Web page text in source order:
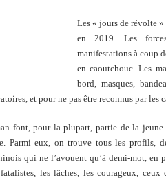
Les « jours de révolte
en 2019. Les
manifestations à coup
en caoutchouc. Les
bord, masques,
et pour ne pas être reconnus par les
font, pour la plupart, partie de la
Parmi eux, on trouve tous les profils,
qui ne l’avouent qu’à demi-mot, en
les lâches, les courageux,